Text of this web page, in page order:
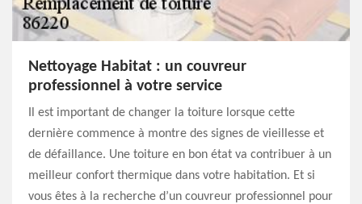
Nettoyage Habitat : un couvreur
professionnel à votre service
Il est important de changer la toiture lorsque cette
dernière commence à montre des signes de vieillesse et
de défaillance. Une toiture en bon état va contribuer à un
meilleur confort thermique dans votre habitation. Et si
vous êtes à la recherche d’un couvreur professionnel pour